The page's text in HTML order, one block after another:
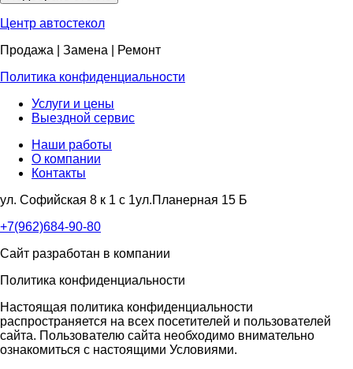
Центр автостекол
Продажа | Замена | Ремонт
Политика конфиденциальности
Услуги и цены
Выездной сервис
Наши работы
О компании
Контакты
ул. Софийская 8 к 1 с 1ул.Планерная 15 Б
+7(962)684-90-80
Сайт разработан в компании
Политика конфиденциальности
Настоящая политика конфиденциальности
распространяется на всех посетителей и пользователей
сайта. Пользователю сайта необходимо внимательно
ознакомиться с настоящими Условиями.